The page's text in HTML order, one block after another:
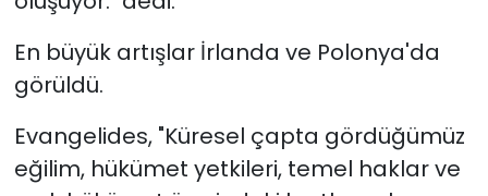
En büyük artışlar İrlanda ve Polonya'da
görüldü.
Evangelides, "Küresel çapta gördüğümüz
eğilim, hükümet yetkileri, temel haklar ve